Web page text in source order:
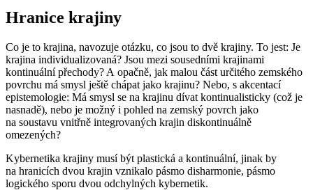
Hranice krajiny
Co je to krajina, navozuje otázku, co jsou to dvě krajiny. To jest: Je
krajina individualizovaná? Jsou mezi sousedními krajinami
kontinuální přechody? A opačně, jak malou část určitého zemského
povrchu má smysl ještě chápat jako krajinu? Nebo, s akcentací
epistemologie: Má smysl se na krajinu dívat kontinualisticky (což je
nasnadě), nebo je možný i pohled na zemský povrch jako
na soustavu vnitřně integrovaných krajin diskontinuálně
omezených?
Kybernetika krajiny musí být plastická a kontinuální, jinak by
na hranicích dvou krajin vznikalo pásmo disharmonie, pásmo
logického sporu dvou odchylných kybernetik.